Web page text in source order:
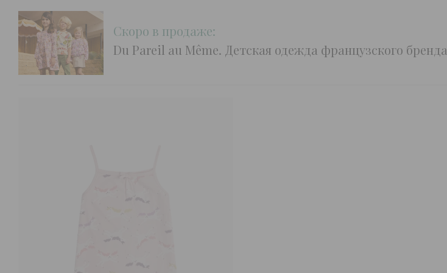
Скоро в продаже:
Du Pareil au Même. Детская одежда французского бренда